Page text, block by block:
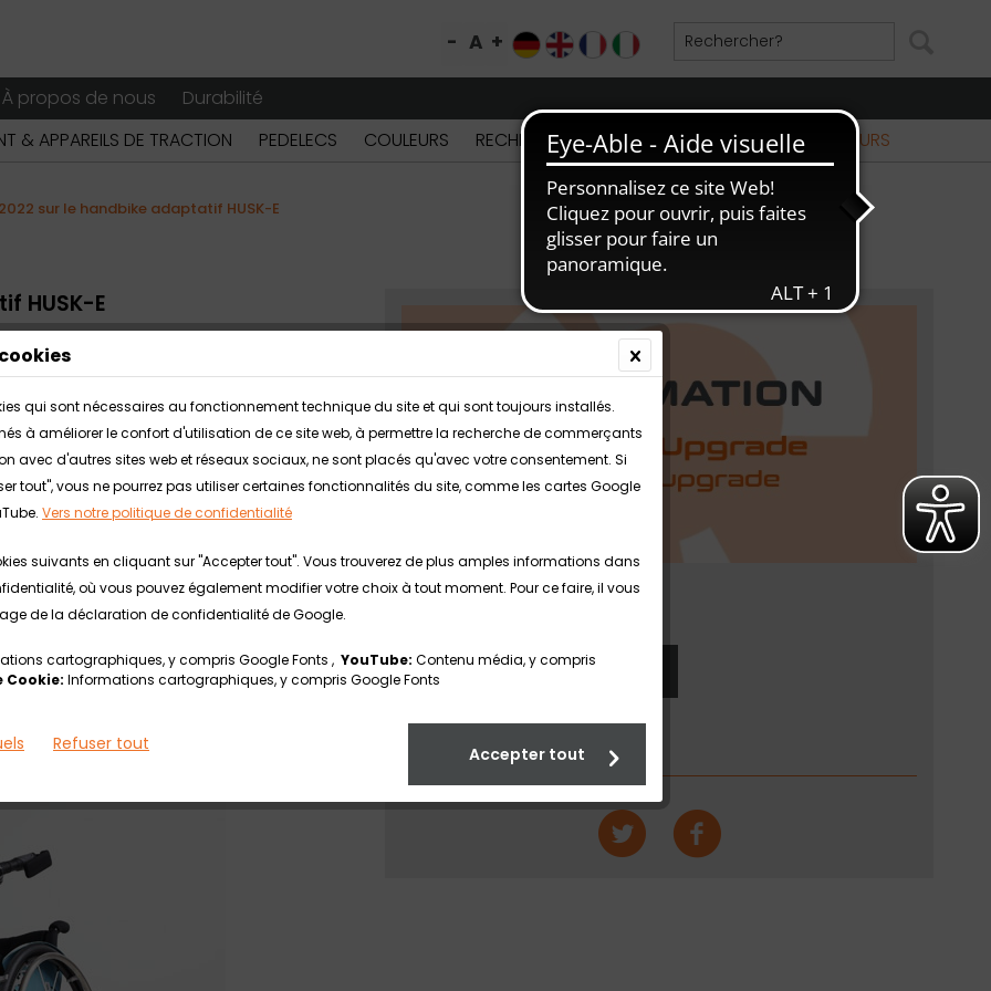
- A + DE EN FR
À propos de nous
Durabilité
& APPAREILS DE TRACTION PEDELECS COULEURS RECHERCHE DE REVENDEURS PARTIE REVENDEURS
sur le handbike adaptatif HUSK-E
HUSK-E
HUSK-E neodrives
pour les sorties en terrain plat à
au démarrage et l'assistance
réduite. Une conduite à faible
inertie. Grâce à l'assistance au
km/h sans pédaler.
ce qui permet un déplacement
allant jusqu'à 75 km. La récupération
Vers le HUSK-E >
qui sont nécessaires au fonctionnement technique du site et qui sont toujours installés.
à améliorer le confort d'utilisation de ce site web, à permettre la recherche de commerçants
avec d'autres sites web et réseaux sociaux, ne sont placés qu'avec votre consentement. Si
tout", vous ne pourrez pas utiliser certaines fonctionnalités du site, comme les cartes Google
Vers notre politique de confidentialité
suivants en cliquant sur "Accepter tout". Vous trouverez de plus amples informations dans
où vous pouvez également modifier votre choix à tout moment. Pour ce faire, il vous
de la déclaration de confidentialité de Google.
cartographiques, y compris Google Fonts , YouTube: Contenu média, y compris
Cookie: Informations cartographiques, y compris Google Fonts
Refuser tout Accepter tout